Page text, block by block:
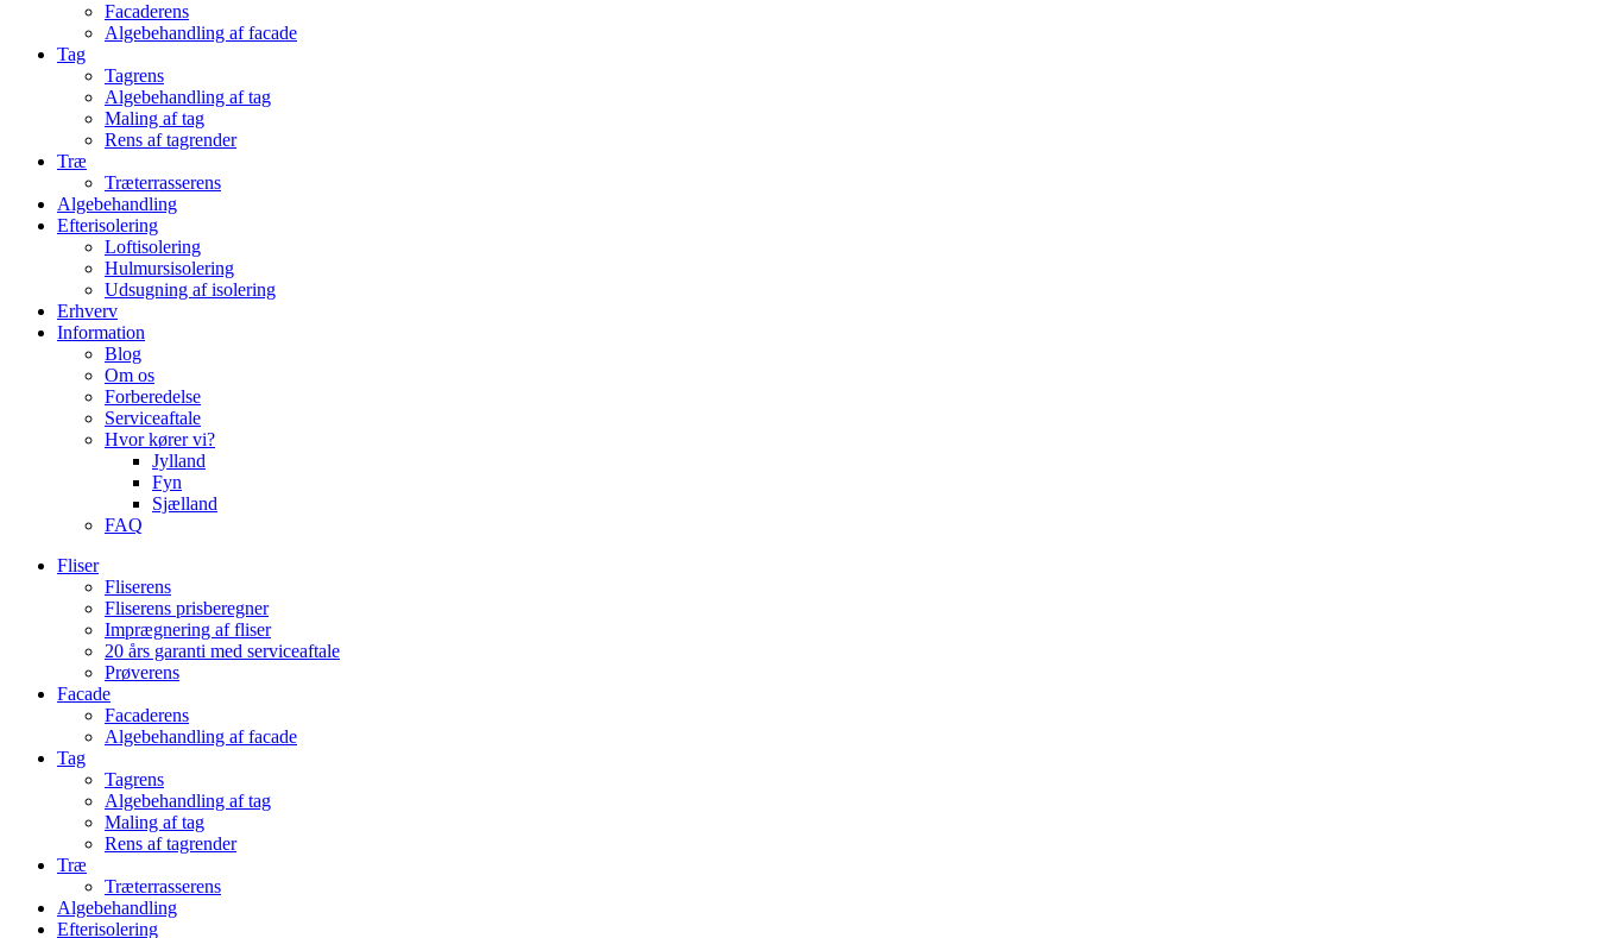
Facaderens
Algebehandling af facade
Tag
Tagrens
Algebehandling af tag
Maling af tag
Rens af tagrender
Træ
Træterrasserens
Algebehandling
Efterisolering
Loftisolering
Hulmursisolering
Udsugning af isolering
Erhverv
Information
Blog
Om os
Forberedelse
Serviceaftale
Hvor kører vi?
Jylland
Fyn
Sjælland
FAQ
Fliser
Fliserens
Fliserens prisberegner
Imprægnering af fliser
20 års garanti med serviceaftale
Prøverens
Facade
Facaderens
Algebehandling af facade
Tag
Tagrens
Algebehandling af tag
Maling af tag
Rens af tagrender
Træ
Træterrasserens
Algebehandling
Efterisolering